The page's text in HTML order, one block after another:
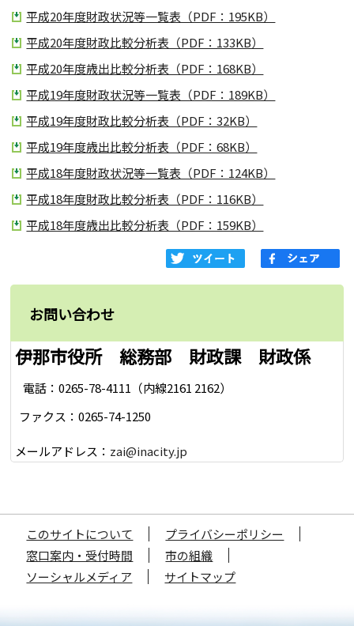
平成20年度財政状況等一覧表（PDF：195KB）
平成20年度財政比較分析表（PDF：133KB）
平成20年度歳出比較分析表（PDF：168KB）
平成19年度財政状況等一覧表（PDF：189KB）
平成19年度財政比較分析表（PDF：32KB）
平成19年度歳出比較分析表（PDF：68KB）
平成18年度財政状況等一覧表（PDF：124KB）
平成18年度財政比較分析表（PDF：116KB）
平成18年度歳出比較分析表（PDF：159KB）
お問い合わせ
伊那市役所 総務部 財政課 財政係
電話：0265-78-4111（内線2161 2162）
ファクス：0265-74-1250
メールアドレス： zai@inacity.jp
このサイトについて
プライバシーポリシー
窓口案内・受付時間
市の組織
ソーシャルメディア
サイトマップ